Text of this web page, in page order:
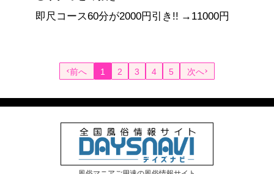
即尺コース60分が2000円引き!! →11000円
前へ 1 2 3 4 5 次へ